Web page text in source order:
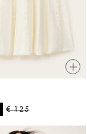
€ 125